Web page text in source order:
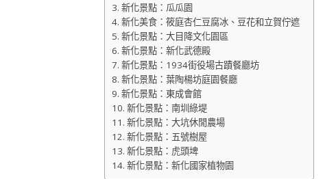
新化景點：瓜瓜園
新化美食：筱庭杏仁豆腐冰、豆花和立賀佇遮
新化景點：大目降文化園區
新化景點：新化武德殿
新化景點：1934街役場古蹟餐廳坊
新化景點：葉陶楊坊庭園餐廳
新化景點：東成會館
新化景點：南圳綠堤
新化景點：大坑休閒農場
新化景點：五號樹屋
新化景點：虎頭埤
新化景點：新化國家植物園